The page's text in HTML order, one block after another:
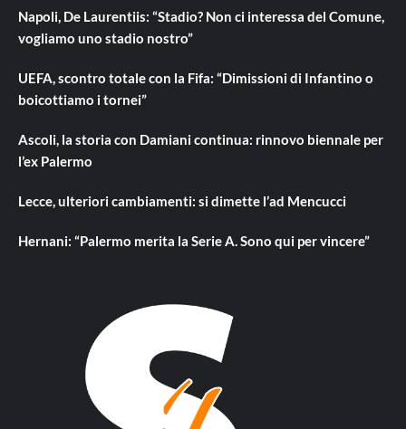
Napoli, De Laurentiis: “Stadio? Non ci interessa del Comune,
vogliamo uno stadio nostro”
UEFA, scontro totale con la Fifa: “Dimissioni di Infantino o
boicottiamo i tornei”
Ascoli, la storia con Damiani continua: rinnovo biennale per
l’ex Palermo
Lecce, ulteriori cambiamenti: si dimette l’ad Mencucci
Hernani: “Palermo merita la Serie A. Sono qui per vincere”